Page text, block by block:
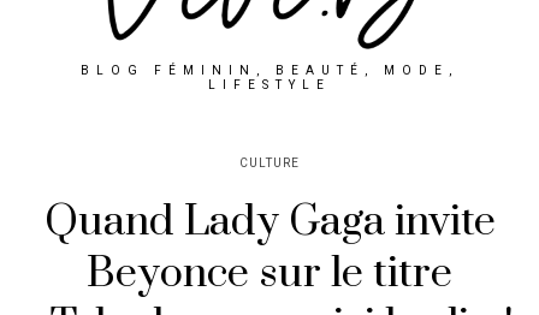
BLOG FÉMININ, BEAUTÉ, MODE,
LIFESTYLE
CULTURE
Quand Lady Gaga invite
Beyonce sur le titre